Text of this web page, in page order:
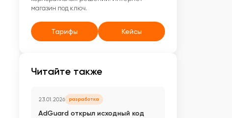
магазин под ключ.
Тарифы Кейсы
Читайте также
23.01.2026 разработка
AdGuard открыл исходный код